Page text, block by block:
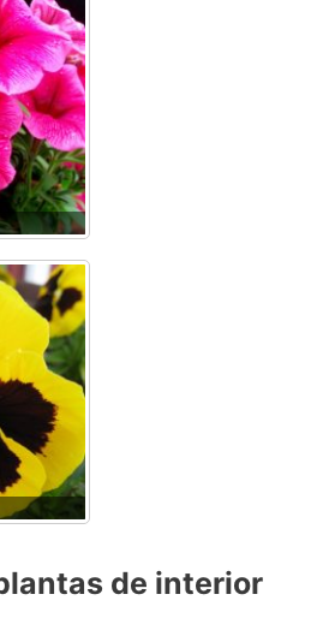
de interior